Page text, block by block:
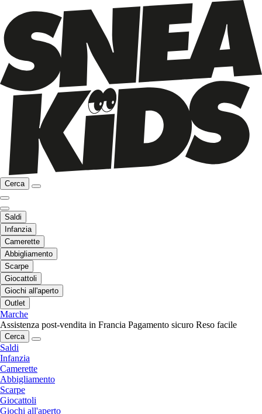
Cerca
Saldi
Infanzia
Camerette
Abbigliamento
Scarpe
Giocattoli
Giochi all'aperto
Outlet
Marche
Assistenza post-vendita in Francia Pagamento sicuro Reso facile
Cerca
Saldi
Infanzia
Camerette
Abbigliamento
Scarpe
Giocattoli
Giochi all'aperto